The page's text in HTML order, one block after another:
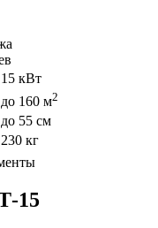
15 кВт
до 160 м2
до 55 см
230 кг
15